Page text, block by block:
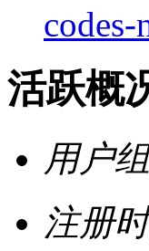
活跃概
用户
注册